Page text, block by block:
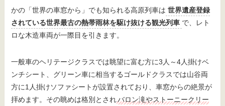
かの「世界の車窓から」でも知られる高原列車は 世界遺産登録
されている世界最古の熱帯雨林を駆け抜ける観光列車 で、レト
ロな木造車両が一際目を引きます。
一般車のヘリテージクラスでは眺望に富む方に3人～4人掛けベ
ンチシート、グリーン車に相当するゴールドクラスでは山谷両
方に1人掛けソファシートが設置されており、車窓からの絶景が
拝めます。その眺めは格別とされバロン滝やストーニークリー